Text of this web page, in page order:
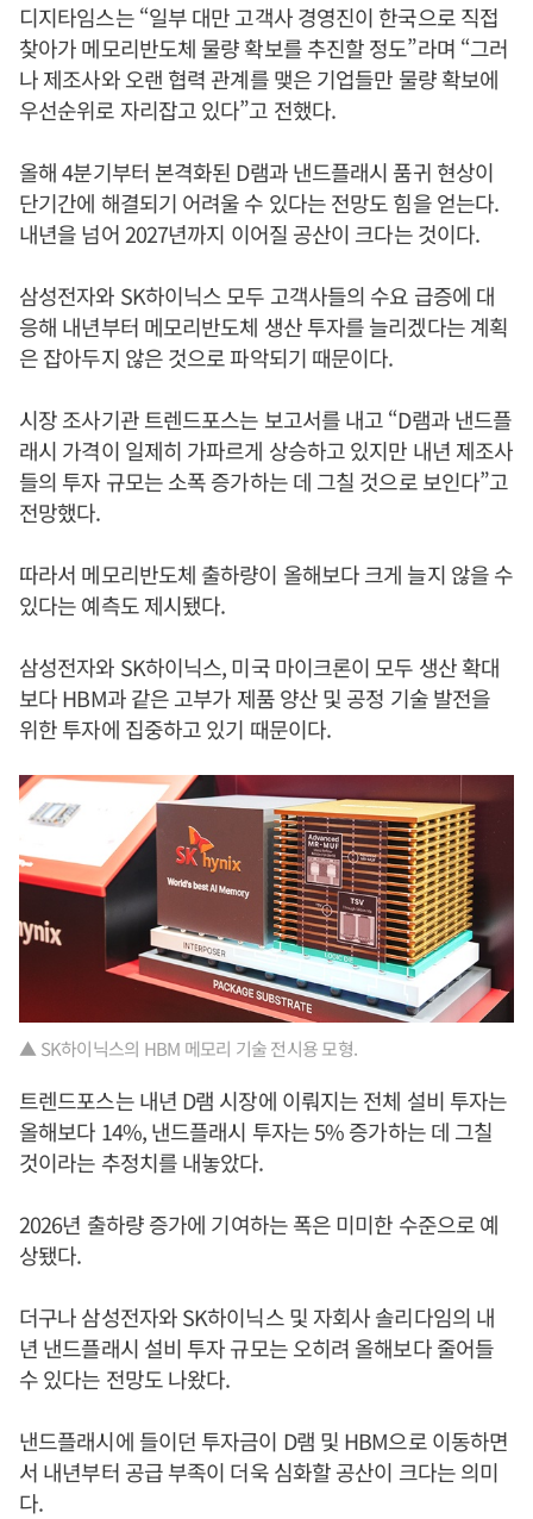
디지타임스는 “일부 대만 고객사 경영진이 한국으로 직접
찾아가 메모리반도체 물량 확보를 추진할 정도”라며 “그러
나 제조사와 오랜 협력 관계를 맺은 기업들만 물량 확보에
우선순위로 자리잡고 있다”고 전했다.
올해 4분기부터 본격화된 D램과 낸드플래시 품귀 현상이
단기간에 해결되기 어려울 수 있다는 전망도 힘을 얻는다.
내년을 넘어 2027년까지 이어질 공산이 크다는 것이다.
삼성전자와 SK하이닉스 모두 고객사들의 수요 급증에 대
응해 내년부터 메모리반도체 생산 투자를 늘리겠다는 계획
은 잡아두지 않은 것으로 파악되기 때문이다.
시장 조사기관 트렌드포스는 보고서를 내고 “D램과 낸드플
래시 가격이 일제히 가파르게 상승하고 있지만 내년 제조사
들의 투자 규모는 소폭 증가하는 데 그칠 것으로 보인다”고
전망했다.
따라서 메모리반도체 출하량이 올해보다 크게 늘지 않을 수
있다는 예측도 제시됐다.
삼성전자와 SK하이닉스, 미국 마이크론이 모두 생산 확대
보다 HBM과 같은 고부가 제품 양산 및 공정 기술 발전을
위한 투자에 집중하고 있기 때문이다.
▲ SK하이닉스의 HBM 메모리 기술 전시용 모형.
트렌드포스는 내년 D램 시장에 이뤄지는 전체 설비 투자는
올해보다 14%, 낸드플래시 투자는 5% 증가하는 데 그칠
것이라는 추정치를 내놓았다.
2026년 출하량 증가에 기여하는 폭은 미미한 수준으로 예
상됐다.
더구나 삼성전자와 SK하이닉스 및 자회사 솔리다임의 내
년 낸드플래시 설비 투자 규모는 오히려 올해보다 줄어들
수 있다는 전망도 나왔다.
낸드플래시에 들이던 투자금이 D램 및 HBM으로 이동하면
서 내년부터 공급 부족이 더욱 심화할 공산이 크다는 의미
다.